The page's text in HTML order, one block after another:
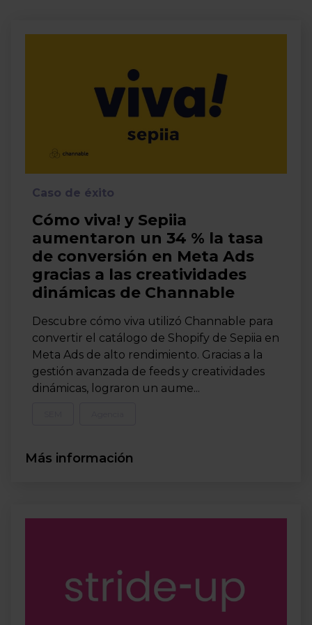
Caso de éxito
Cómo viva! y Sepiia
aumentaron un 34 % la tasa
de conversión en Meta Ads
gracias a las creatividades
dinámicas de Channable
Descubre cómo viva utilizó Channable para
convertir el catálogo de Shopify de Sepiia en
Meta Ads de alto rendimiento. Gracias a la
gestión avanzada de feeds y creatividades
dinámicas, lograron un aume...
Más información